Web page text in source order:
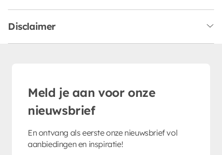
Disclaimer
Meld je aan voor onze
nieuwsbrief
En ontvang als eerste onze nieuwsbrief vol
aanbiedingen en inspiratie!